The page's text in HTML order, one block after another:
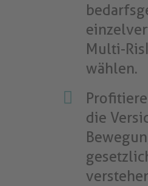
Multi-
wählen.
die